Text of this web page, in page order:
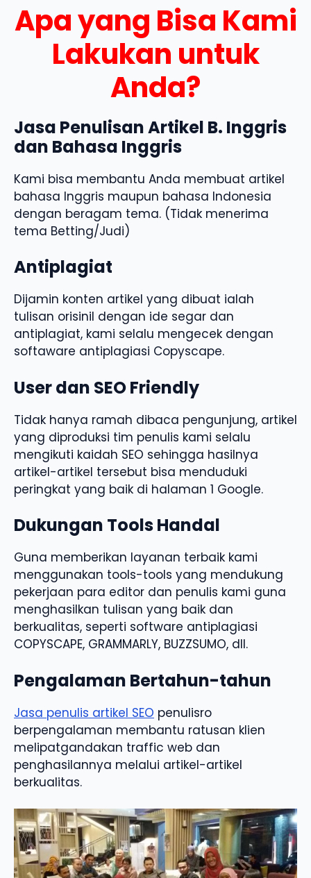
Apa yang Bisa Kami
Lakukan untuk
Anda?
Jasa Penulisan Artikel B. Inggris
dan Bahasa Inggris
Kami bisa membantu Anda membuat artikel
bahasa Inggris maupun bahasa Indonesia
dengan beragam tema. (Tidak menerima
tema Betting/Judi)
Antiplagiat
Dijamin konten artikel yang dibuat ialah
tulisan orisinil dengan ide segar dan
antiplagiat, kami selalu mengecek dengan
softaware antiplagiasi Copyscape.
User dan SEO Friendly
Tidak hanya ramah dibaca pengunjung, artikel
yang diproduksi tim penulis kami selalu
mengikuti kaidah SEO sehingga hasilnya
artikel-artikel tersebut bisa menduduki
peringkat yang baik di halaman 1 Google.
Dukungan Tools Handal
Guna memberikan layanan terbaik kami
menggunakan tools-tools yang mendukung
pekerjaan para editor dan penulis kami guna
menghasilkan tulisan yang baik dan
berkualitas, seperti software antiplagiasi
COPYSCAPE, GRAMMARLY, BUZZSUMO, dll.
Pengalaman Bertahun-tahun
Jasa penulis artikel SEO penulisro
berpengalaman membantu ratusan klien
melipatgandakan traffic web dan
penghasilannya melalui artikel-artikel
berkualitas.